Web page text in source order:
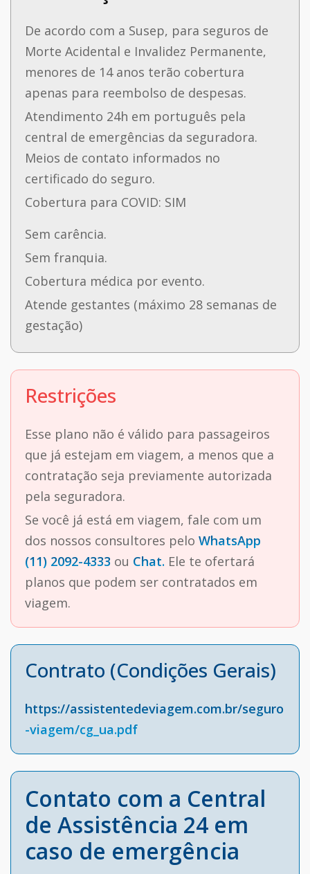
De acordo com a Susep, para seguros de
Morte Acidental e Invalidez Permanente,
menores de 14 anos terão cobertura
apenas para reembolso de despesas.
Atendimento 24h em português pela
central de emergências da seguradora.
Meios de contato informados no
certificado do seguro.
Cobertura para COVID: SIM
Sem carência.
Sem franquia.
Cobertura médica por evento.
Atende gestantes (máximo 28 semanas de
gestação)
Restrições
Esse plano não é válido para passageiros
que já estejam em viagem, a menos que a
contratação seja previamente autorizada
pela seguradora.
Se você já está em viagem, fale com um
dos nossos consultores pelo WhatsApp
(11) 2092-4333 ou Chat. Ele te ofertará
planos que podem ser contratados em
viagem.
Contrato (Condições Gerais)
https://assistentedeviagem.com.br/seguro
-viagem/cg_ua.pdf
Contato com a Central
de Assistência 24 em
caso de emergência